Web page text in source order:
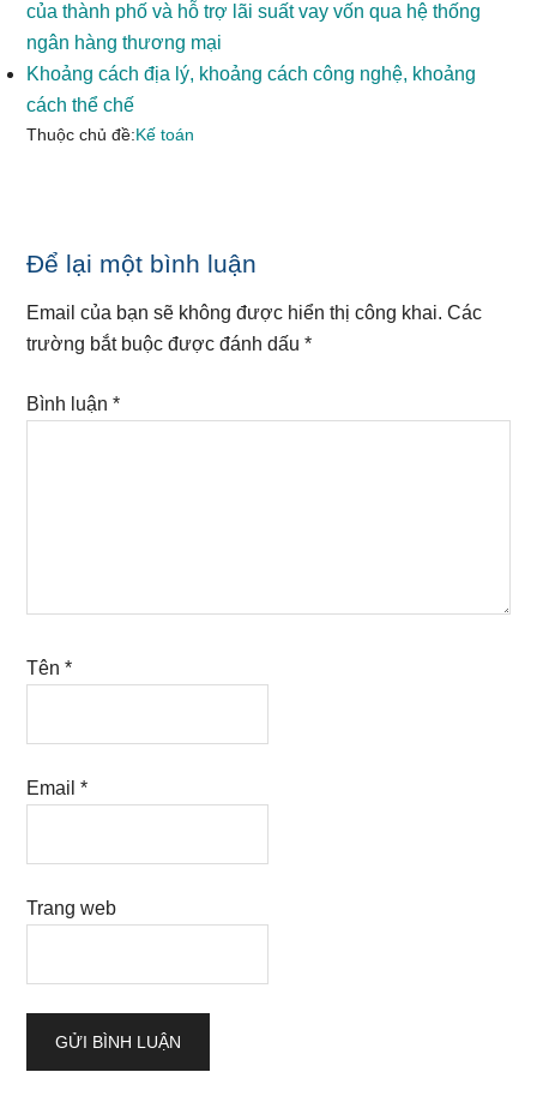
của thành phố và hỗ trợ lãi suất vay vốn qua hệ thống
ngân hàng thương mại
Khoảng cách địa lý, khoảng cách công nghệ, khoảng
cách thể chế
Thuộc chủ đề:Kế toán
Reader
Interactions
Để lại một bình luận
Email của bạn sẽ không được hiển thị công khai. Các
trường bắt buộc được đánh dấu*
Bình luận*
Tên*
Email*
Trang web